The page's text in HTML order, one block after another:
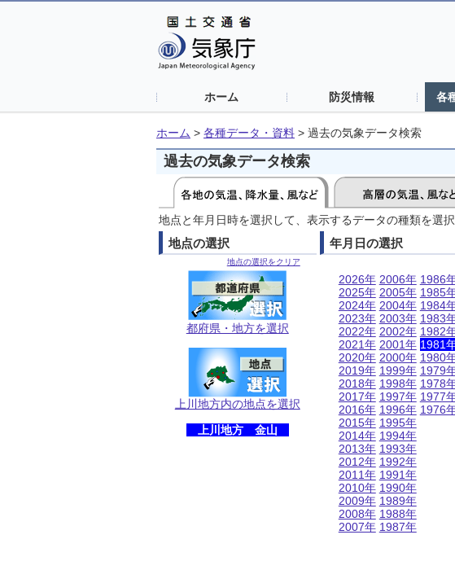
ホーム 防災情報 各
ホーム > 各種データ・資料 > 過去の気象データ検索
過去の気象データ検索
地点と年月日時を選択して、表示するデータの種類を選択
地点の選択
地点の選択をクリア
都府県・地方を選択
上川地方内の地点を選択
上川地方 金山
年月日の選択
2026年
2025年
2024年
2023年
2022年
2021年
2020年
2019年
2018年
2017年
2016年
2015年
2014年
2013年
2012年
2011年
2010年
2009年
2008年
2007年
2006年
2005年
2004年
2003年
2002年
2001年
2000年
1999年
1998年
1997年
1996年
1995年
1994年
1993年
1992年
1991年
1990年
1989年
1988年
1987年
1986
1985
1984
1983
1982
1981
1980
1979
1978
1977
1976